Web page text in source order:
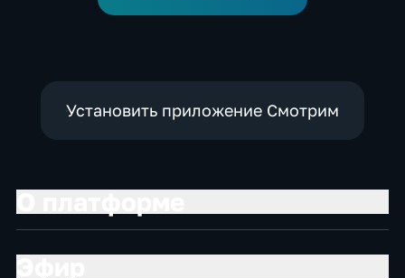
Установить приложение Смотрим